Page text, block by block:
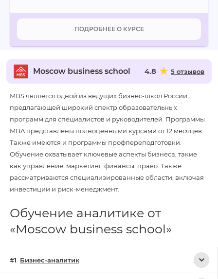
ПОДРОБНЕЕ О КУРСЕ
Moscow business school 4.8 5 отзывов
MBS является одной из ведущих бизнес-школ России,
предлагающей широкий спектр образовательных
программ для специалистов и руководителей. Программы
MBA представлены полноценными курсами от 12 месяцев.
Также имеются и программы профпереподготовки.
Обучение охватывает ключевые аспекты бизнеса, такие
как управление, маркетинг, финансы, право. Также
рассматриваются специализированные области, включая
инвестиции и риск-менеджмент.
Обучение аналитике от
«Moscow business school»
Бизнес-аналитик